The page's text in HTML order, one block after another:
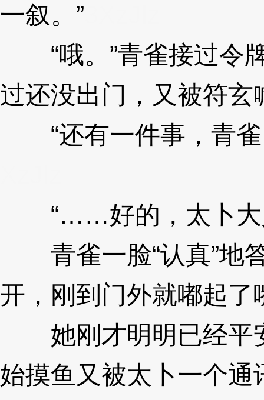
一叙。”
“哦。”青雀接过令
过还没出门，又被符玄
“还有一件事，青雀
“……好的，太卜大
青雀一脸“认真”地
开，刚到门外就嘟起了
她刚才明明已经平
始摸鱼又被太卜一个